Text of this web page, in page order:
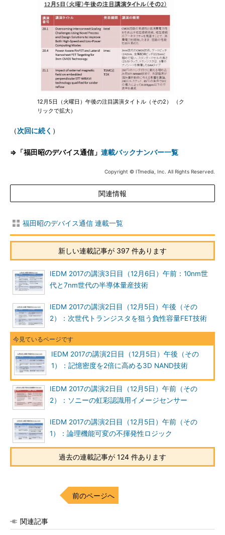
12月5日（火曜日）午後の注目講演タイトル（その2） （ク
リックで拡大）
（次回に続く ）
⇒「福田昭のデバイス通信」 連載バックナンバー一覧
Copyright © ITmedia, Inc. All Rights Reserved.
関連情報
福田昭のデバイス通信 連載一覧
新しい連載記事が 397 件あります
IEDM 2017の講演3日目（12月6日）午前：10nm世
代と7nm世代の半導体量産技術
IEDM 2017の講演2日目（12月5日）午後（その
2）：次世代トランジスタを狙う負性容量FET技術
IEDM 2017の講演2日目（12月5日）午後（その
1）：記憶密度を2倍に高める3D NAND技術
IEDM 2017の講演2日目（12月5日）午前（その
2）：ソニーの虹彩認識用イメージセンサー
IEDM 2017の講演2日目（12月5日）午前（その
1）：論理機能可変の不揮発性ロジック
過去の連載記事が 124 件あります
前のページへ
関連記事